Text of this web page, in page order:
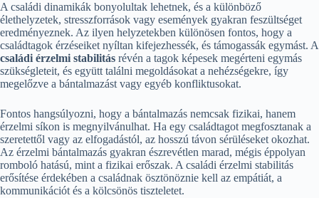
A családi dinamikák bonyolultak lehetnek, és a különböző
élethelyzetek, stresszforrások vagy események gyakran feszültséget
eredményeznek. Az ilyen helyzetekben különösen fontos, hogy a
családtagok érzéseiket nyíltan kifejezhessék, és támogassák egymást. A
családi érzelmi stabilitás révén a tagok képesek megérteni egymás
szükségleteit, és együtt találni megoldásokat a nehézségekre, így
megelőzve a bántalmazást vagy egyéb konfliktusokat.
Fontos hangsúlyozni, hogy a bántalmazás nemcsak fizikai, hanem
érzelmi síkon is megnyilvánulhat. Ha egy családtagot megfosztanak a
szeretettől vagy az elfogadástól, az hosszú távon sérüléseket okozhat.
Az érzelmi bántalmazás gyakran észrevétlen marad, mégis éppolyan
romboló hatású, mint a fizikai erőszak. A családi érzelmi stabilitás
erősítése érdekében a családnak ösztönöznie kell az empátiát, a
kommunikációt és a kölcsönös tiszteletet.